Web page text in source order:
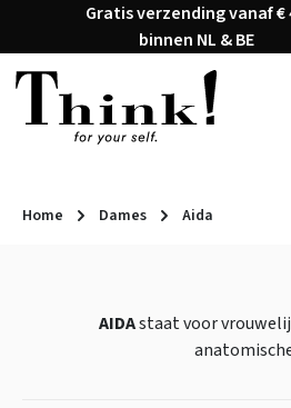
de hoofdinhoud
Ga naar de zoekopdracht
Ga naar de hoofdnavigatie
Gratis verzending vanaf €
binnen NL & BE
Home Dames Aida
AIDAstaat voor